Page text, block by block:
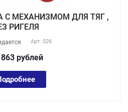
С МЕХАНИЗМОМ ДЛЯ ТЯГ ,
РИГЕЛЯ
Арт. 026
рублей